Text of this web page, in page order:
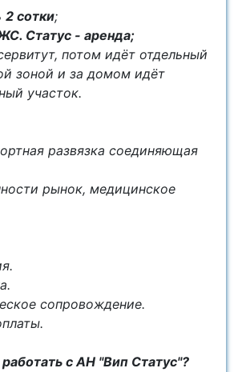
2 сотки;
Статус - аренда;
потом идёт отдельный
зоной и за домом идёт
участок.
развязка соединяющая
рынок, медицинское
сопровождение.
с АН "Вип Статус"?